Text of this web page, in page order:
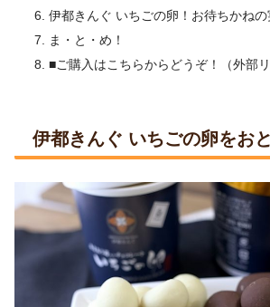
伊都きんぐ いちごの卵！お待ちかね
ま・と・め！
■ご購入はこちらからどうぞ！（外部リ
伊都きんぐ いちごの卵をお